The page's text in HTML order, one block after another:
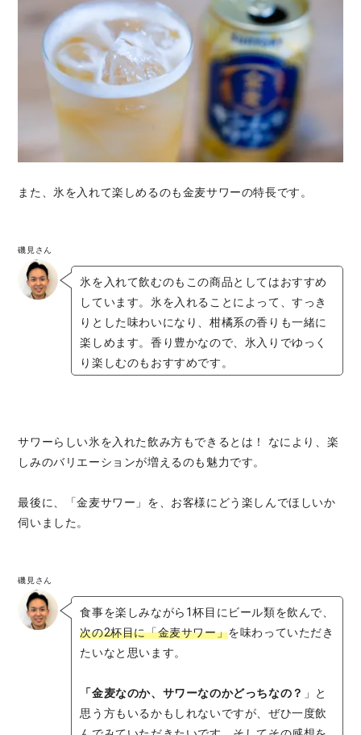
また、氷を入れて楽しめるのも金麦サワーの特長です。
磯見さん
氷を入れて飲むのもこの商品としてはおすすめ
しています。氷を入れることによって、すっき
りとした味わいになり、柑橘系の香りも一緒に
楽しめます。香り豊かなので、氷入りでゆっく
り楽しむのもおすすめです。
サワーらしい氷を入れた飲み方もできるとは！ なにより、楽
しみのバリエーションが増えるのも魅力です。
最後に、「金麦サワー」を、お客様にどう楽しんでほしいか
伺いました。
磯見さん
食事を楽しみながら1杯目にビール類を飲んで、
次の2杯目に「金麦サワー」を味わっていただき
たいなと思います。
「金麦なのか、サワーなのかどっちなの？ 」と
思う方もいるかもしれないですが、ぜひ一度飲